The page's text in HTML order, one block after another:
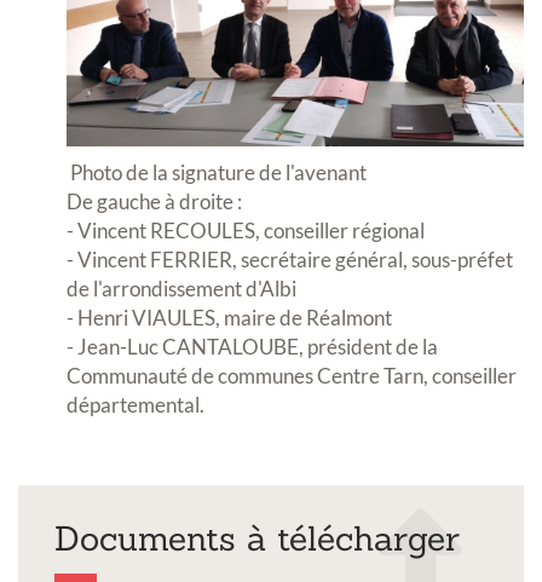
Photo de la signature de l'avenant
De gauche à droite :
- Vincent RECOULES, conseiller régional
- Vincent FERRIER, secrétaire général, sous-préfet
de l'arrondissement d'Albi
- Henri VIAULES, maire de Réalmont
- Jean-Luc CANTALOUBE, président de la
Communauté de communes Centre Tarn, conseiller
départemental.
Documents à télécharger